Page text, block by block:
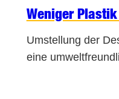
Weniger
Umstellung der
eine